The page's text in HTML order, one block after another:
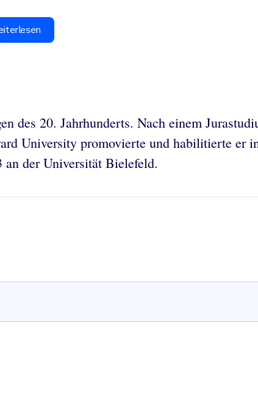
des 20. Jahrhunderts. Nach einem
University promovierte und habilitierte er
der Universität Bielefeld.